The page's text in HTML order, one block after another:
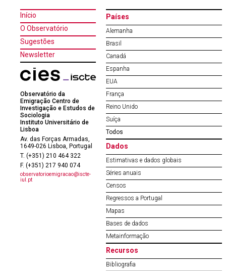
Início
O Observatório
Sugestões
Newsletter
Observatório da
Emigração Centro de
Investigação e Estudos de
Sociologia
Instituto Universitário de
Lisboa
Av. das Forças Armadas,
1649-026 Lisboa, Portugal
T. (+351) 210 464 322
F. (+351) 217 940 074
observatorioemigracao@iscte-
iul.pt
Países
Alemanha
Brasil
Canadá
Espanha
EUA
França
Reino Unido
Suíça
Todos
Dados
Estimativas e dados globais
Séries anuais
Censos
Regressos a Portugal
Mapas
Bases de dados
Metainformação
Recursos
Bibliografia